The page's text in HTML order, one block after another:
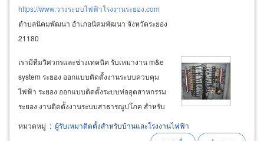
https://www.วางระบบไฟฟ้าโรงงานระยอง.com
ตำบลนิคมพัฒนา อำเภอนิคมพัฒนา จังหวัดระยอง
21180
เรามีทีมวิศวกรและช่างเทคนิค รับเหมางาน m&e
system ระยอง ออกแบบติดตั้งงานระบบควบคุม
ไฟฟ้า ระยอง ออกแบบติดตั้งระบบท่ออุตสาหกรรม
ระยอง งานติดตั้งงานระบบสาธารณูปโภค สำหรับ
โรงงานอุตสาหกรรม อาคาร คอนโด อพาร์ทเม้นท์
โรงแรม นิคมพัฒนา ระยอง งานวิศวกรรมไฟฟ้า
หมวดหมู่ : ผู้รับเหมาติดตั้งสำหรับบ้านและโรงงานไฟฟ้า